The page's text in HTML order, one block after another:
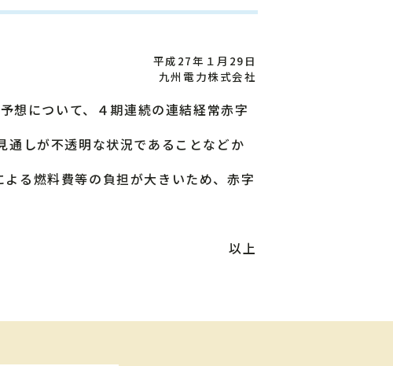
平成27年１月29日
九州電力株式会社
想について、４期連続の連結経常赤字
しが不透明な状況であることなどか
る燃料費等の負担が大きいため、赤字
以上